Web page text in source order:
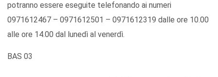
potranno essere eseguite telefonando ai numeri
0971612467 – 0971612501 – 0971612319 dalle ore 10.00
alle ore 14.00 dal lunedì al venerdì.
BAS 03